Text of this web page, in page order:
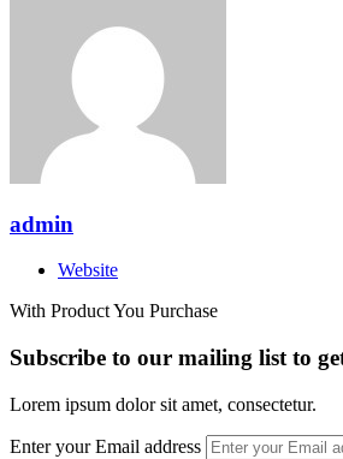
admin
Website
With Product You Purchase
Subscribe to our mailing list to
Lorem ipsum dolor sit amet, consectetur.
Enter your Email address